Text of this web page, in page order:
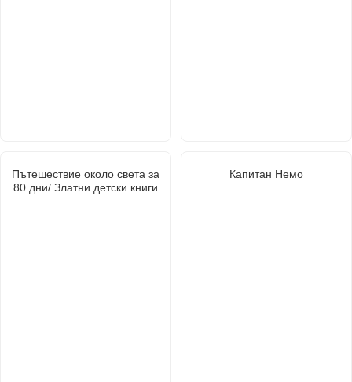
Пътешествие около света за
80 дни/ Златни детски книги
Капитан Немо